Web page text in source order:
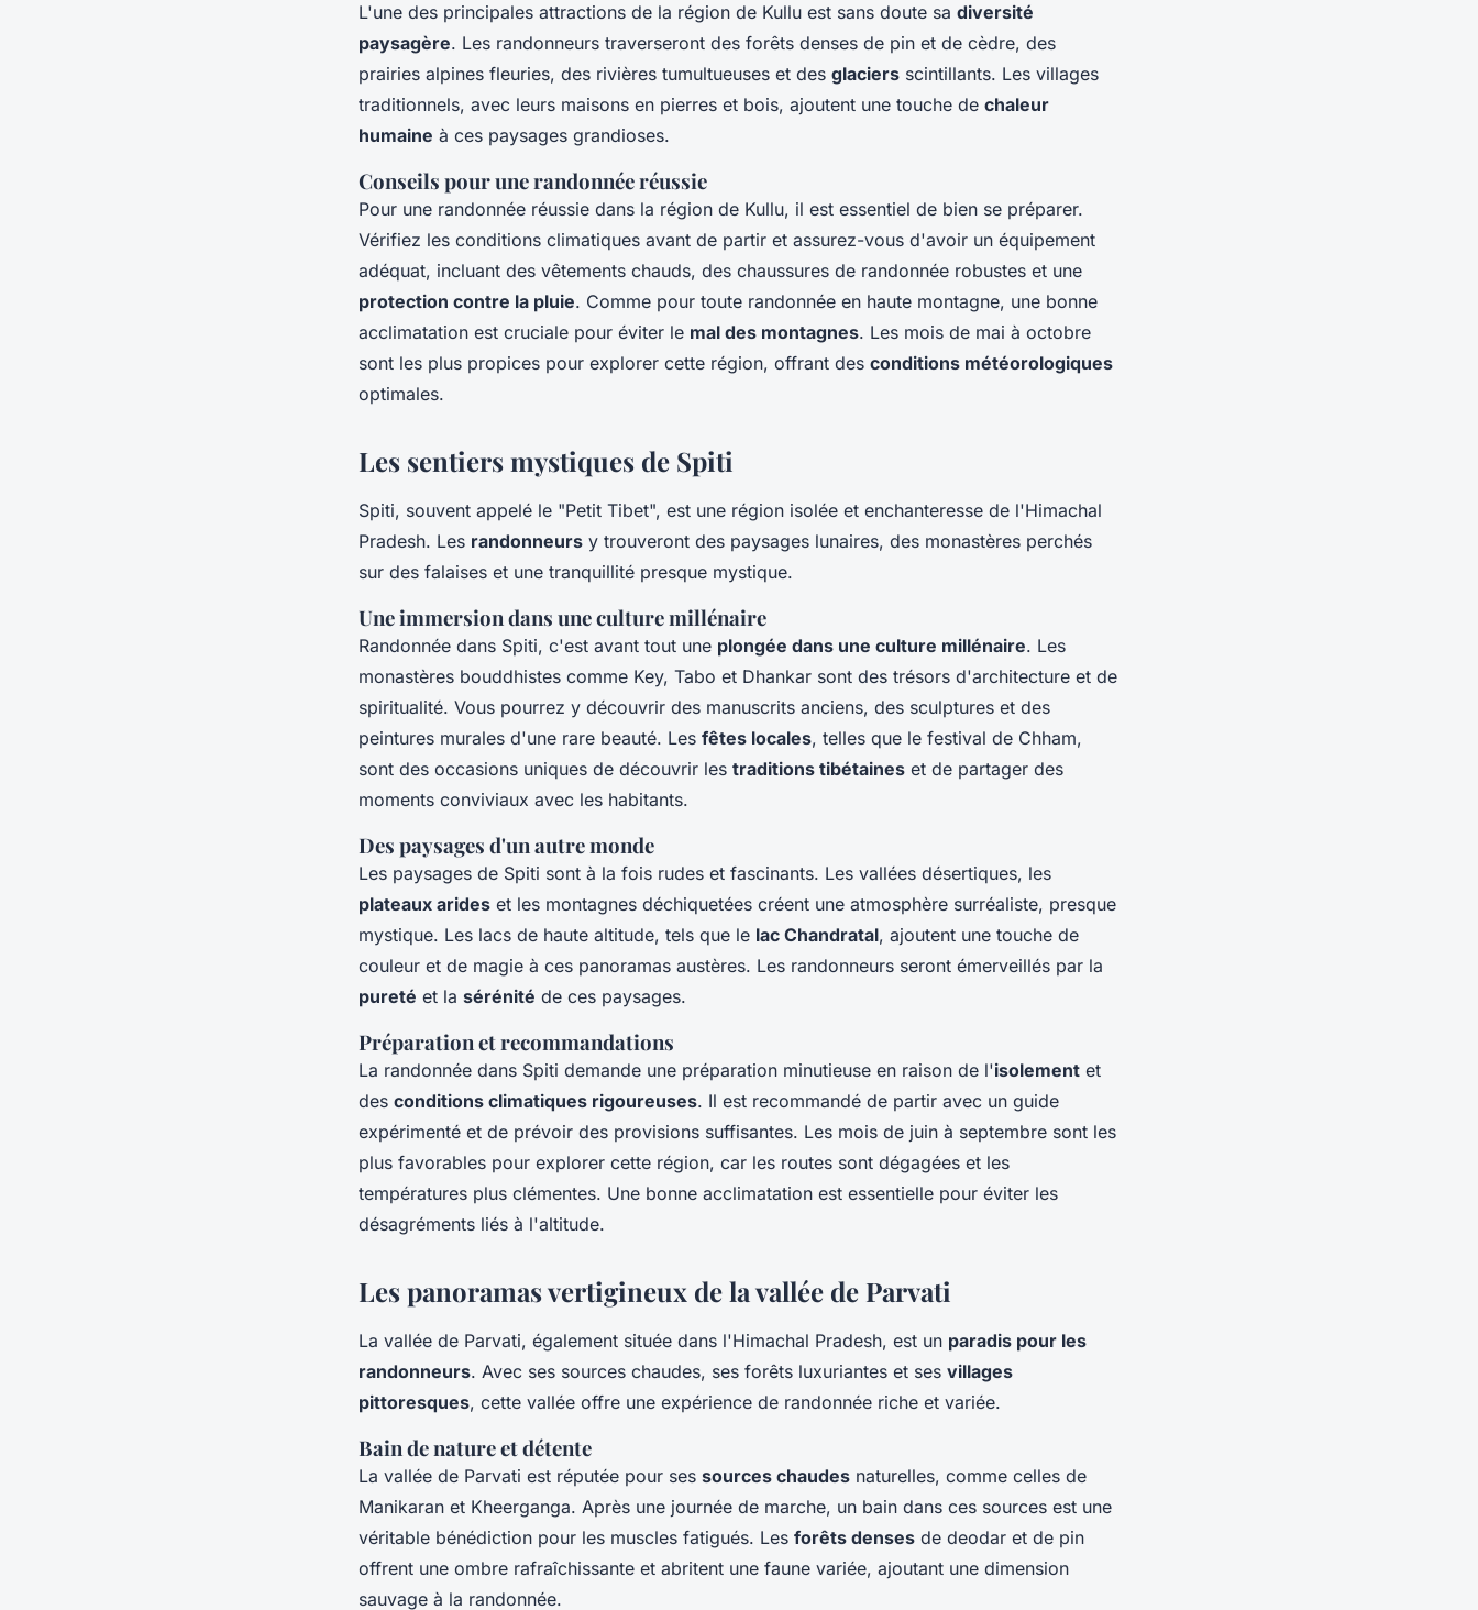
L'une des principales attractions de la région de Kullu est sans doute sa diversité
paysagère. Les randonneurs traverseront des forêts denses de pin et de cèdre, des
prairies alpines fleuries, des rivières tumultueuses et des glaciers scintillants. Les villages
traditionnels, avec leurs maisons en pierres et bois, ajoutent une touche de chaleur
humaine à ces paysages grandioses.
Conseils pour une randonnée réussie
Pour une randonnée réussie dans la région de Kullu, il est essentiel de bien se préparer.
Vérifiez les conditions climatiques avant de partir et assurez-vous d'avoir un équipement
adéquat, incluant des vêtements chauds, des chaussures de randonnée robustes et une
protection contre la pluie. Comme pour toute randonnée en haute montagne, une bonne
acclimatation est cruciale pour éviter le mal des montagnes. Les mois de mai à octobre
sont les plus propices pour explorer cette région, offrant des conditions météorologiques
optimales.
Les sentiers mystiques de Spiti
Spiti, souvent appelé le "Petit Tibet", est une région isolée et enchanteresse de l'Himachal
Pradesh. Les randonneurs y trouveront des paysages lunaires, des monastères perchés
sur des falaises et une tranquillité presque mystique.
Une immersion dans une culture millénaire
Randonnée dans Spiti, c'est avant tout une plongée dans une culture millénaire. Les
monastères bouddhistes comme Key, Tabo et Dhankar sont des trésors d'architecture et de
spiritualité. Vous pourrez y découvrir des manuscrits anciens, des sculptures et des
peintures murales d'une rare beauté. Les fêtes locales, telles que le festival de Chham,
sont des occasions uniques de découvrir les traditions tibétaines et de partager des
moments conviviaux avec les habitants.
Des paysages d'un autre monde
Les paysages de Spiti sont à la fois rudes et fascinants. Les vallées désertiques, les
plateaux arides et les montagnes déchiquetées créent une atmosphère surréaliste, presque
mystique. Les lacs de haute altitude, tels que le lac Chandratal, ajoutent une touche de
couleur et de magie à ces panoramas austères. Les randonneurs seront émerveillés par la
pureté et la sérénité de ces paysages.
Préparation et recommandations
La randonnée dans Spiti demande une préparation minutieuse en raison de l'isolement et
des conditions climatiques rigoureuses. Il est recommandé de partir avec un guide
expérimenté et de prévoir des provisions suffisantes. Les mois de juin à septembre sont les
plus favorables pour explorer cette région, car les routes sont dégagées et les
températures plus clémentes. Une bonne acclimatation est essentielle pour éviter les
désagréments liés à l'altitude.
Les panoramas vertigineux de la vallée de Parvati
La vallée de Parvati, également située dans l'Himachal Pradesh, est un paradis pour les
randonneurs. Avec ses sources chaudes, ses forêts luxuriantes et ses villages
pittoresques, cette vallée offre une expérience de randonnée riche et variée.
Bain de nature et détente
La vallée de Parvati est réputée pour ses sources chaudes naturelles, comme celles de
Manikaran et Kheerganga. Après une journée de marche, un bain dans ces sources est une
véritable bénédiction pour les muscles fatigués. Les forêts denses de deodar et de pin
offrent une ombre rafraîchissante et abritent une faune variée, ajoutant une dimension
sauvage à la randonnée.